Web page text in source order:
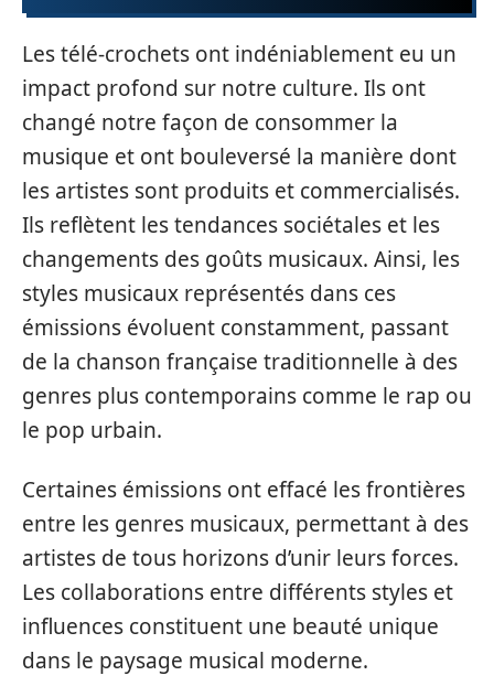
Les télé-crochets ont indéniablement eu un
impact profond sur notre culture. Ils ont
changé notre façon de consommer la
musique et ont bouleversé la manière dont
les artistes sont produits et commercialisés.
Ils reflètent les tendances sociétales et les
changements des goûts musicaux. Ainsi, les
styles musicaux représentés dans ces
émissions évoluent constamment, passant
de la chanson française traditionnelle à des
genres plus contemporains comme le rap ou
le pop urbain.
Certaines émissions ont effacé les frontières
entre les genres musicaux, permettant à des
artistes de tous horizons d’unir leurs forces.
Les collaborations entre différents styles et
influences constituent une beauté unique
dans le paysage musical moderne.